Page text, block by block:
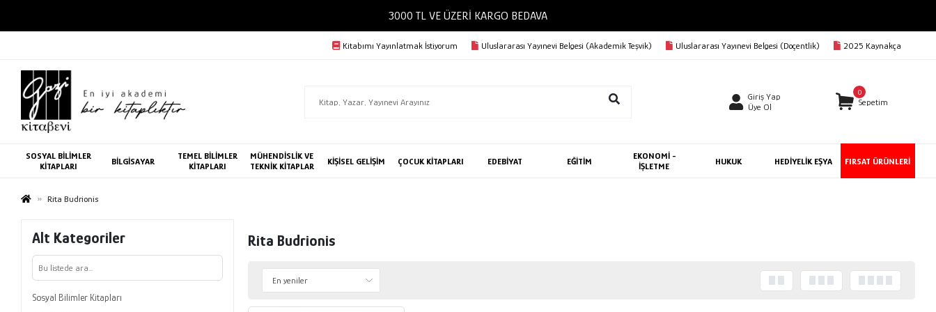
3000 TL VE ÜZERİ KARGO BEDAVA
Kitabımı Yayınlatmak İstiyorum Uluslararası Yayınevi Belgesi (Akademik Teşvik) Uluslararası Yayınevi Belgesi (Doçentlik) 2025 Kaynakça
Giriş Yap
Üye Ol
0
Sepetim
SOSYAL BİLİMLER
KİTAPLARI
BİLGİSAYAR
TEMEL BİLİMLER
KİTAPLARI
MÜHENDİSLİK VE
TEKNİK KİTAPLAR
KİŞİSEL GELİŞİM ÇOCUK KİTAPLARI EDEBİYAT EĞİTİM
EKONOMİ -
İŞLETME
HUKUK HEDİYELİK EŞYA FIRSAT ÜRÜNLERİ
Rita Budrionis
Alt Kategoriler
Sosyal Bilimler Kitapları
Rita Budrionis